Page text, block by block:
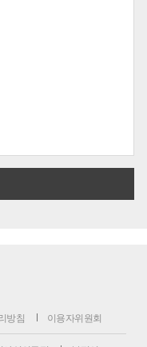
방침 이용자위원회